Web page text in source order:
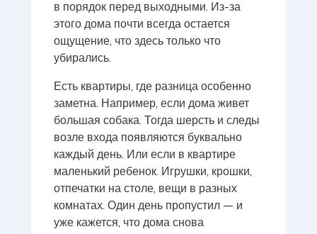
в порядок перед выходными. Из-за
этого дома почти всегда остается
ощущение, что здесь только что
убирались.
Есть квартиры, где разница особенно
заметна. Например, если дома живет
большая собака. Тогда шерсть и следы
возле входа появляются буквально
каждый день. Или если в квартире
маленький ребенок. Игрушки, крошки,
отпечатки на столе, вещи в разных
комнатах. Один день пропустил — и
уже кажется, что дома снова